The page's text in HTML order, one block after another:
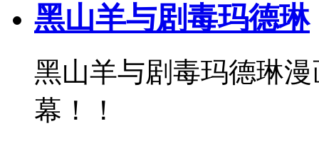
黑山羊与剧毒玛德琳
黑山羊与剧毒玛德琳
幕！！